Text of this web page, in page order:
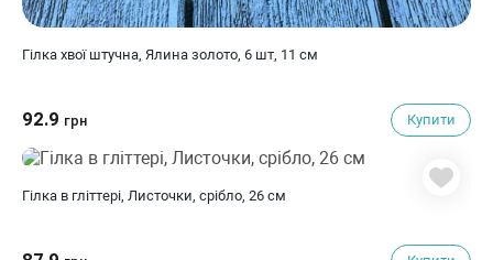
Гілка хвої штучна, Ялина золото, 6 шт, 11 см
92.9 грн Купити
Гілка в гліттері, Листочки, срібло, 26 см